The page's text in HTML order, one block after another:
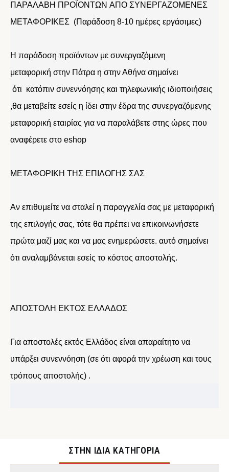
ΠΑΡΑΛΑΒΗ ΠΡΟΪΟΝΤΩΝ ΑΠΟ ΣΥΝΕΡΓΑΖΟΜΕΝΕΣ
ΜΕΤΑΦΟΡΙΚΕΣ (Παράδοση 8-10 ημέρες εργάσιμες)
Η παράδοση προϊόντων με συνεργαζόμενη
μεταφορική στην Πάτρα η στην Αθήνα σημαίνει
ότι κατόπιν συνεννόησης και τηλεφωνικής ιδιοποιήσεις
,θα μεταβείτε εσείς η ίδει στην έδρα της συνεργαζόμενης
μεταφορική εταιρίας για να παραλάβετε στης ώρες που
αναφέρετε στο eshop
ΜΕΤΑΦΟΡΙΚΗ ΤΗΣ ΕΠΙΛΟΓΗΣ ΣΑΣ
Αν επιθυμείτε να σταλεί η παραγγελία σας με μεταφορική
της επιλογής σας, τότε θα πρέπει να επικοινωνήσετε
πρώτα μαζί μας και να μας ενημερώσετε. αυτό σημαίνει
ότι αναλαμβάνεται εσείς το κόστος αποστολής.
ΑΠΟΣΤΟΛΗ ΕΚΤΟΣ ΕΛΛΑΔΟΣ
Για αποστολές εκτός Ελλάδος είναι απαραίτητο να
υπάρξει συνεννόηση (σε ότι αφορά την χρέωση και τους
τρόπους αποστολής) .
ΣΤΉΝ ΊΔΙΑ ΚΑΤΗΓΟΡΊΑ